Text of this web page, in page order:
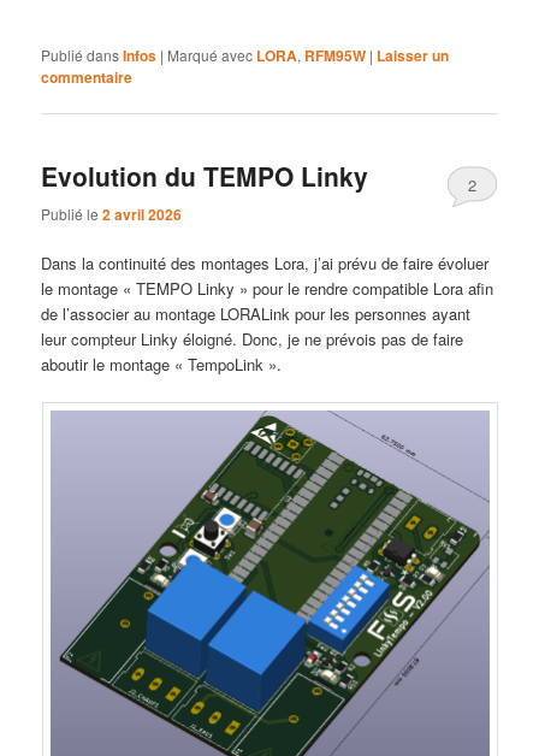
Publié dansInfos | Marqué avec LORA, RFM95W | Laisser un
commentaire
Evolution du TEMPO Linky
Publié le2 avril 2026
2
Dans la continuité des montages Lora, j’ai prévu de faire évoluer
le montage « TEMPO Linky » pour le rendre compatible Lora afin
de l’associer au montage LORALink pour les personnes ayant
leur compteur Linky éloigné. Donc, je ne prévois pas de faire
aboutir le montage « TempoLink ».